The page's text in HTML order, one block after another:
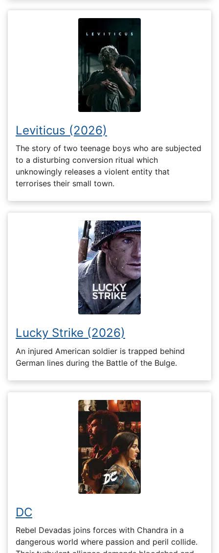
Leviticus (2026)
The story of two teenage boys who are subjected
to a disturbing conversion ritual which
unknowingly releases a violent entity that
terrorises their small town.
Lucky Strike (2026)
An injured American soldier is trapped behind
German lines during the Battle of the Bulge.
DC
Rebel Devadas joins forces with Chandra in a
dangerous world where passion and peril collide.